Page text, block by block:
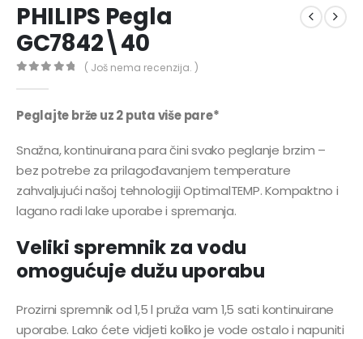
PHILIPS Pegla
GC7842\40
( Još nema recenzija. )
Peglajte brže uz 2 puta više pare*
Snažna, kontinuirana para čini svako peglanje brzim –
bez potrebe za prilagođavanjem temperature
zahvaljujući našoj tehnologiji OptimalTEMP. Kompaktno i
lagano radi lake uporabe i spremanja.
Veliki spremnik za vodu
omogućuje dužu uporabu
Prozirni spremnik od 1,5 l pruža vam 1,5 sati kontinuirane
uporabe. Lako ćete vidjeti koliko je vode ostalo i napuniti